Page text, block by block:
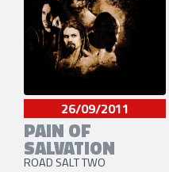
26/09/2011
PAIN OF
SALVATION
ROAD SALT TWO